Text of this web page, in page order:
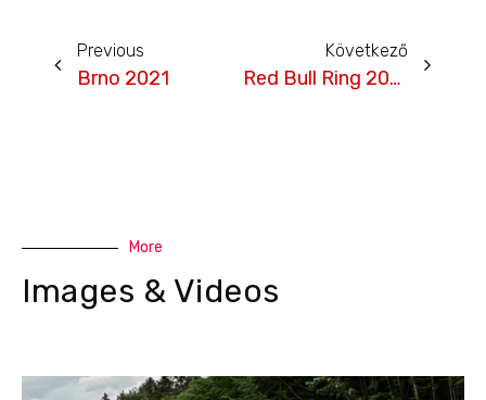
Previous
Brno 2021
Következő
Red Bull Ring 2022
More
Images & Videos